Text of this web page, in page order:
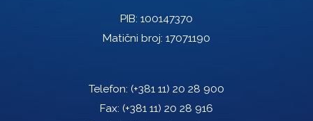
PIB: 100147370
Matični broj: 17071190
Telefon: (+381 11) 20 28 900
Fax: (+381 11) 20 28 916